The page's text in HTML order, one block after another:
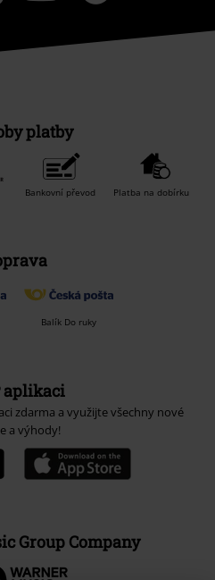
platby
Bankovní převod Platba na dobírku
Balík Do ruky
aplikaci
zdarma a využijte všechny nové
a výhody!
Group Company